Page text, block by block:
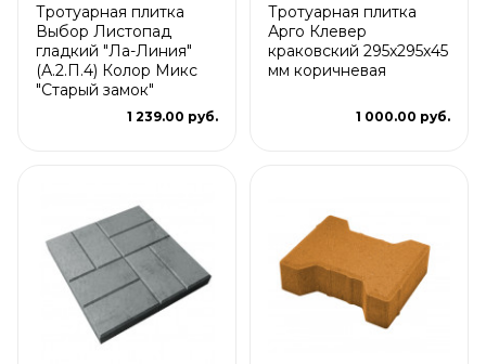
Тротуарная плитка
Выбор Листопад
гладкий "Ла-Линия"
(А.2.П.4) Колор Микс
"Старый замок"
1 239.00 руб.
Тротуарная плитка
Арго Клевер
краковский 295x295x45
мм коричневая
1 000.00 руб.